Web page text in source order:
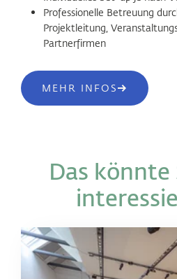
Professionelle Betreuung
Projektleitung,
Partnerfirmen
MEHR INFOS
Das könnte